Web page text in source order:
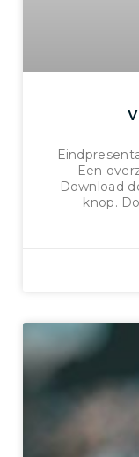
Een
Download
knop.